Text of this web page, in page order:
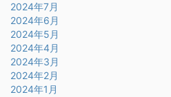
2024年7月
2024年6月
2024年5月
2024年4月
2024年3月
2024年2月
2024年1月